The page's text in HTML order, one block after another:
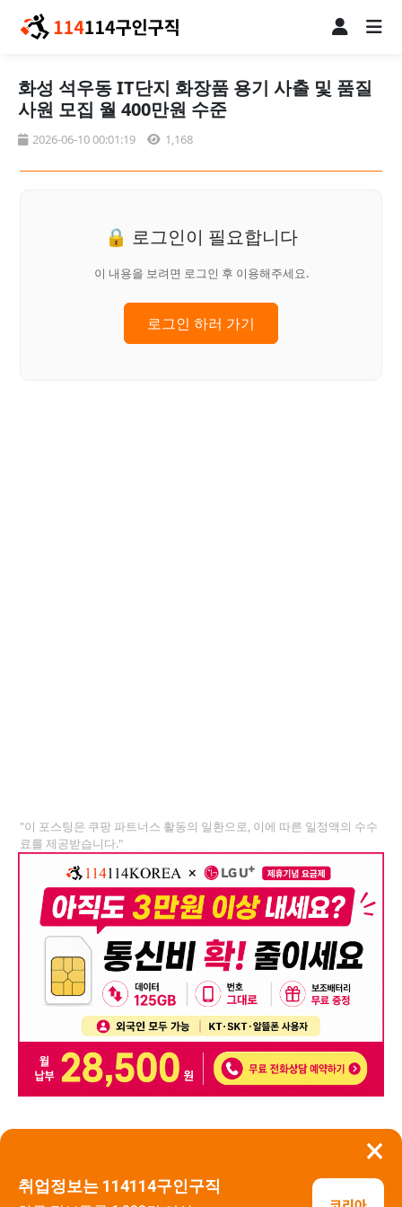
×
취업정보는 114114구인구직
화성 석우동 IT단지 화장품 용기 사출 및 품질
사원 모집 월 400만원 수준
2026-06-10 00:01:19 1,168
🔒 로그인이 필요합니다
이 내용을 보려면 로그인 후 이용해주세요.
로그인 하러 가기
"이 포스팅은 쿠팡 파트너스 활동의 일환으로, 이에 따른 일정액의 수수
료를 제공받습니다."